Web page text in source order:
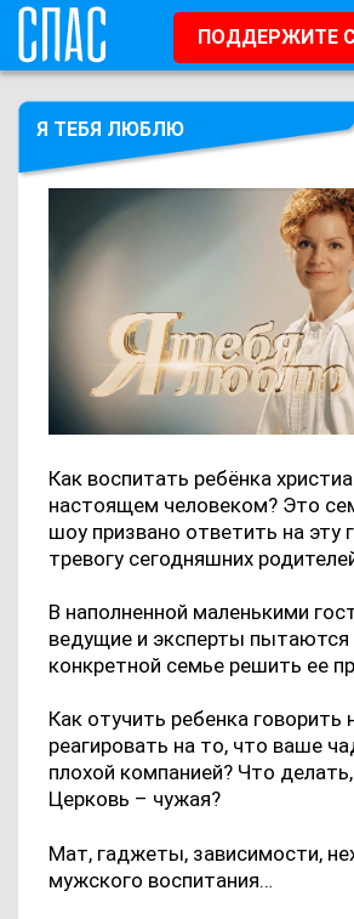
ПОДДЕРЖИТЕ
Я ТЕБЯ ЛЮБЛЮ
Как воспитать ребёнка
настоящем человеком? Это
шоу призвано ответить на эту
тревогу сегодняшних
В наполненной маленькими
ведущие и эксперты пытаются
конкретной семье решить ее
Как отучить ребенка говорить
реагировать на то, что ваше
плохой компанией? Что
Церковь – чужая?
Мат, гаджеты, зависимости,
мужского воспитания…